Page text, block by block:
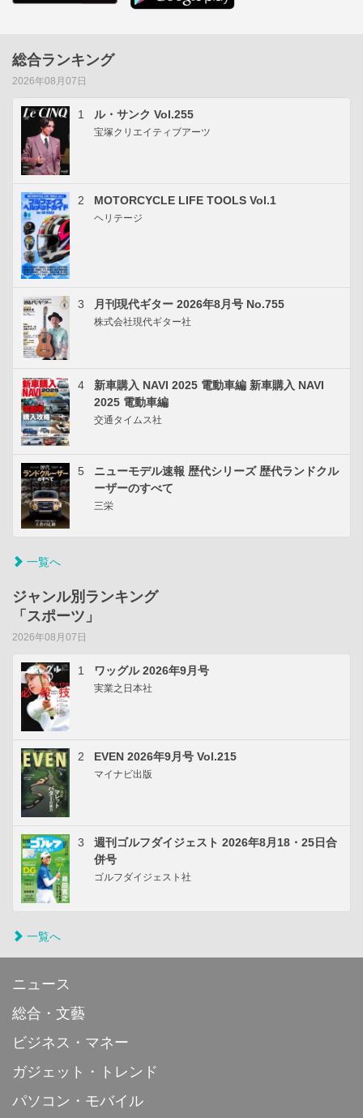
総合ランキング
2026年08月07日
1 ル・サンク Vol.255
宝塚クリエイティブアーツ
2 MOTORCYCLE LIFE TOOLS Vol.1
ヘリテージ
3 月刊現代ギター 2026年8月号 No.755
株式会社現代ギター社
4
新車購入 NAVI 2025 電動車編 新車購入 NAVI
2025 電動車編
交通タイムス社
5
ニューモデル速報 歴代シリーズ 歴代ランドクル
ーザーのすべて
三栄
一覧へ
ジャンル別ランキング
「スポーツ」
2026年08月07日
1 ワッグル 2026年9月号
実業之日本社
2 EVEN 2026年9月号 Vol.215
マイナビ出版
3
週刊ゴルフダイジェスト 2026年8月18・25日合
併号
ゴルフダイジェスト社
一覧へ
ニュース
総合・文藝
ビジネス・マネー
ガジェット・トレンド
パソコン・モバイル